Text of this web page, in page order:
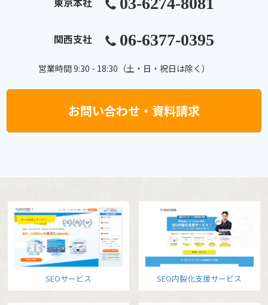
関西支社 06-6377-0395
営業時間 9:30 - 18:30（土・日・祝日は除く）
お問い合わせ・資料請求
SEOサービス SEO内製化支援サービス